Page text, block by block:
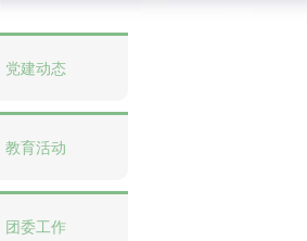
党建动态
教育活动
团委工作